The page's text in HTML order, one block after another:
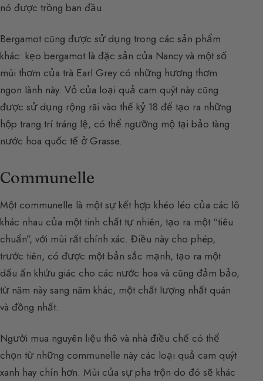
nó được trồng ban đầu.
Bergamot cũng được sử dụng trong các sản phẩm
khác: kẹo bergamot là đặc sản của Nancy và một số
mùi thơm của trà Earl Grey có những hương thơm
ngon lành này. Vỏ của loại quả cam quýt này cũng
được sử dụng rộng rãi vào thế kỷ 18 để tạo ra những
hộp trang trí tráng lệ, có thể ngưỡng mộ tại bảo tàng
nước hoa quốc tế ở Grasse.
Communelle
Một communelle là một sự kết hợp khéo léo của các lô
khác nhau của một tinh chất tự nhiên, tạo ra một “tiêu
chuẩn”, với mùi rất chính xác. Điều này cho phép,
trước tiên, có được một bản sắc mạnh, tạo ra một
dấu ấn khứu giác cho các nước hoa và cũng đảm bảo,
từ năm này sang năm khác, một chất lượng nhất quán
và đồng nhất.
Người mua nguyên liệu thô và nhà điều chế có thể
chọn từ những communelle này các loại quả cam quýt
xanh hay chín hơn. Mùi của sự pha trộn do đó sẽ khác